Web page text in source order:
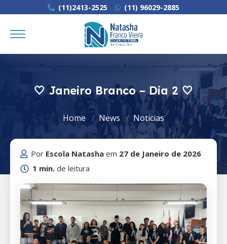
(11)2413-2525 (11) 96029-2885
🤍 Janeiro Branco – Dia 2 🤍
Home News Notícias
Por Escola Natasha em 27 de Janeiro de 2026
1 min. de leitura